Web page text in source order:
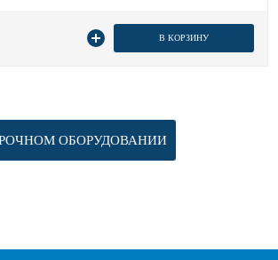
В КОРЗИНУ
ОБОРУДОВАНИИ